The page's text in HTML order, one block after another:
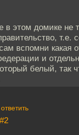
в этом домике не
т.е.
вспомни какая
и
белый, так
ответить
#2